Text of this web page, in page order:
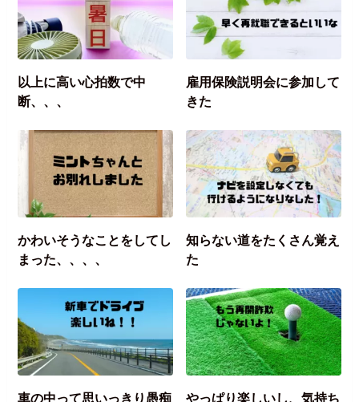
以上に高い心拍数で中
断、、、
雇用保険説明会に参加して
きた
かわいそうなことをしてし
まった、、、、
知らない道をたくさん覚え
た
車の中って思いっきり愚痴 やっぱり楽しいし、気持ち